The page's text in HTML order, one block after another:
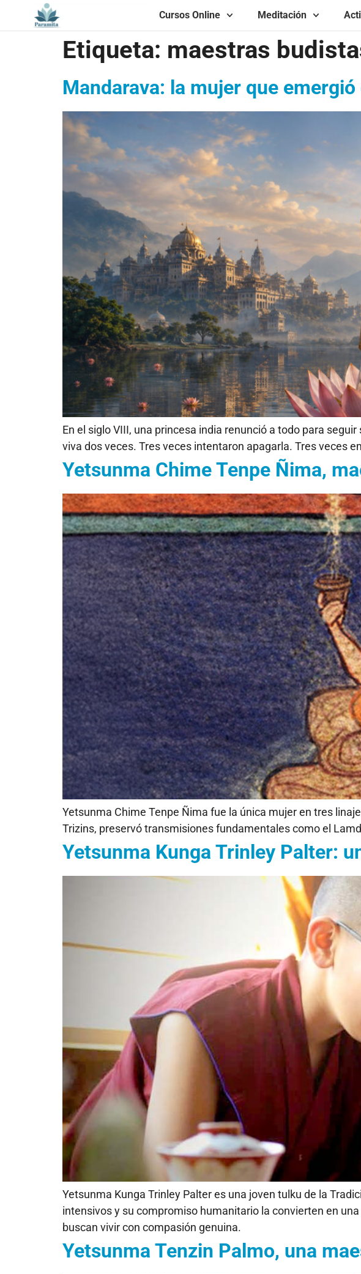
Cursos Online Meditación
Etiqueta: maestras
Mandarava: la mujer que
En el siglo VIII, una princesa india renunció a todo para
viva dos veces. Tres veces intentaron apagarla. Tres veces
Yetsunma Chime Tenpe Ñima,
Yetsunma Chime Tenpe Ñima fue la única mujer en tres
Trizins, preservó transmisiones fundamentales como el
Yetsunma Kunga Trinley Palter:
Yetsunma Kunga Trinley Palter es una joven tulku de la
intensivos y su compromiso humanitario la convierten en
buscan vivir con compasión genuina.
Yetsunma Tenzin Palmo, una